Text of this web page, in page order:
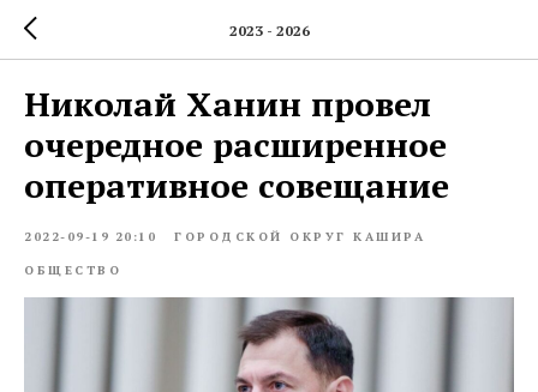
2023 - 2026
Николай Ханин провел
очередное расширенное
оперативное совещание
2022-09-19 20:10 ГОРОДСКОЙ ОКРУГ КАШИРА
ОБЩЕСТВО